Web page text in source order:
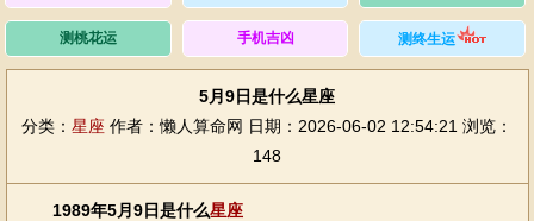
测桃花运 手机吉凶 测终生运
5月9日是什么星座
分类： 星座 作者：懒人算命网 日期：2026-06-02 12:54:21 浏览：
148
1989年5月9日是什么星座